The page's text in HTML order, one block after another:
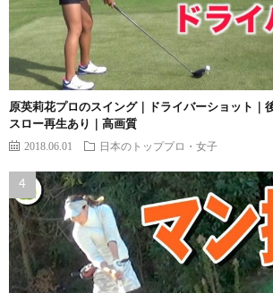
原英莉花プロのスイング｜ドライバーショット｜
スロー再生あり｜高画質
2018.06.01 日本のトッププロ・女子